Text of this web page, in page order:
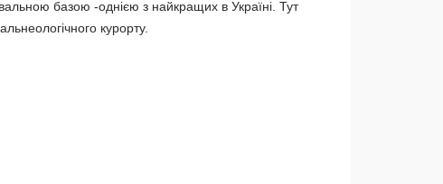
базою -однією з найкращих в Україні. Тут
курорту.